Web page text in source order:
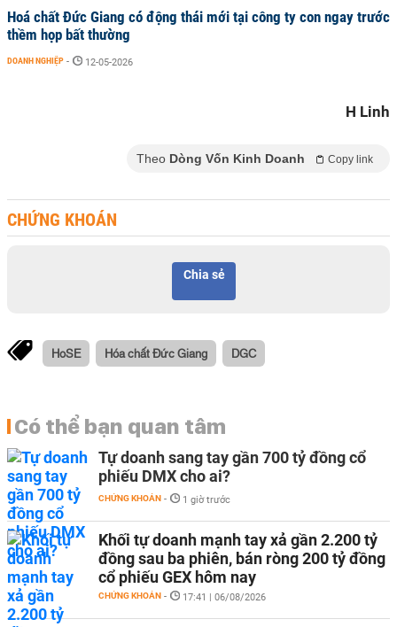
Hoá chất Đức Giang có động thái mới tại công ty con ngay trước
thềm họp bất thường
DOANH NGHIỆP - 12-05-2026
H Linh
Theo Dòng Vốn Kinh Doanh Copy link
CHỨNG KHOÁN
Chia sẻ
HoSE Hóa chất Đức Giang DGC
Có thể bạn quan tâm
Tự doanh sang tay gần 700 tỷ đồng cổ
phiếu DMX cho ai?
CHỨNG KHOÁN - 1 giờ trước
Khối tự doanh mạnh tay xả gần 2.200 tỷ
đồng sau ba phiên, bán ròng 200 tỷ đồng
cổ phiếu GEX hôm nay
CHỨNG KHOÁN - 17:41 | 06/08/2026